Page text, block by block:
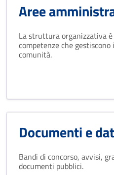
Aree
La struttura organizzativa
competenze che
comunità.
Documenti e
Bandi di concorso, avvisi,
documenti pubblici.